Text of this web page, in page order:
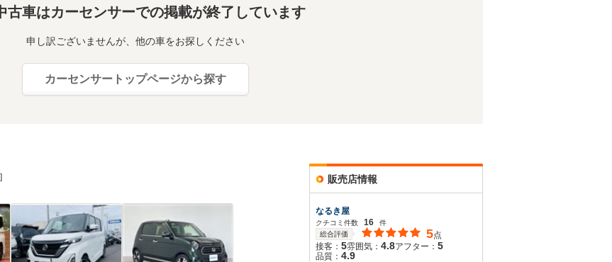
古車はカーセンサーでの掲載が終了しています
申し訳ございませんが、他の車をお探しください
カーセンサートップページから探す
販売店情報
なるき屋
クチコミ件数 16
件
総合評価
5点
接客： 5雰囲気： 4.8アフター： 5
品質： 4.9